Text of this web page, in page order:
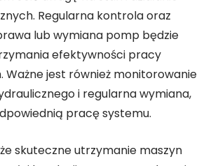
Regularna kontrola oraz
lub wymiana pomp będzie
efektywności pracy
Ważne jest również monitorowanie
i regularna wymiana,
pracę systemu.
skuteczne utrzymanie maszyn